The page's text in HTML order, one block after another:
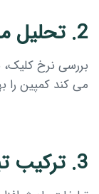
2. تحلیل مداوم داده ها
بررسی نرخ
می کند کمپین را
3. ترکیب تبلیغات و سئو